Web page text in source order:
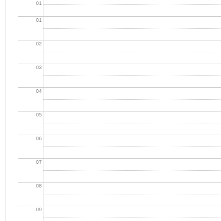
01
01
02
03
04
05
06
07
08
09